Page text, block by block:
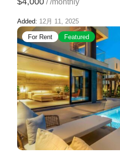
Added: 12月 11, 2025
For Rent Featured